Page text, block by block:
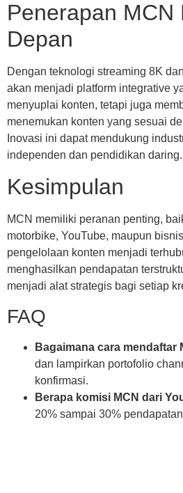
Penerapan MCN
Depan
Dengan teknologi streaming 8K
akan menjadi platform integrative
menyuplai konten, tetapi juga
menemukan konten yang sesuai
Inovasi ini dapat mendukung
independen dan pendidikan daring.
Kesimpulan
MCN memiliki peranan penting,
motorbike, YouTube, maupun
pengelolaan konten menjadi
menghasilkan pendapatan
menjadi alat strategis bagi setiap
FAQ
Bagaimana cara mendaftar
dan lampirkan portofolio
konfirmasi.
Berapa komisi MCN dari
20% sampai 30%